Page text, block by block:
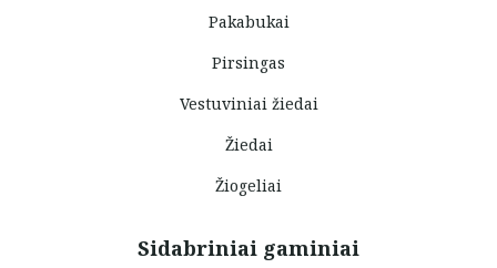
Pakabukai
Pirsingas
Vestuviniai žiedai
Žiedai
Žiogeliai
Sidabriniai gaminiai